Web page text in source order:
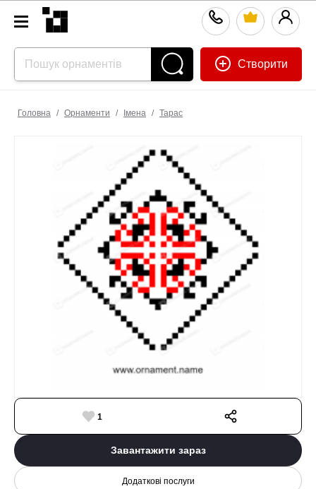
Створити
Головна / Орнаменти / Імена / Тарас
1
Завантажити зараз
Додаткові послуги